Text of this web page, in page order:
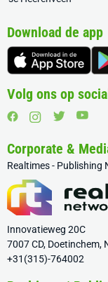
Download de app
Volg ons op
Corporate &
Realtimes - Publishing
Innovatieweg 20C
7007 CD, Doetinchem,
+31(315)-764002